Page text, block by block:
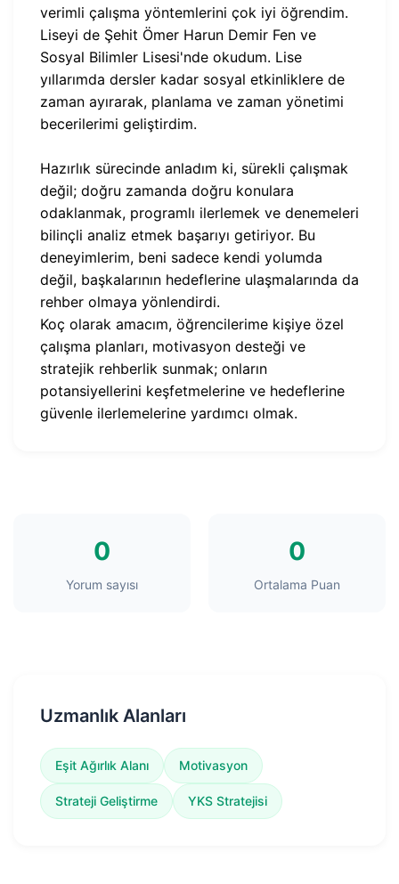
verimli çalışma yöntemlerini çok iyi öğrendim.
Liseyi de Şehit Ömer Harun Demir Fen ve
Sosyal Bilimler Lisesi'nde okudum. Lise
yıllarımda dersler kadar sosyal etkinliklere de
zaman ayırarak, planlama ve zaman yönetimi
becerilerimi geliştirdim.
Hazırlık sürecinde anladım ki, sürekli çalışmak
değil; doğru zamanda doğru konulara
odaklanmak, programlı ilerlemek ve denemeleri
bilinçli analiz etmek başarıyı getiriyor. Bu
deneyimlerim, beni sadece kendi yolumda
değil, başkalarının hedeflerine ulaşmalarında da
rehber olmaya yönlendirdi.
Koç olarak amacım, öğrencilerime kişiye özel
çalışma planları, motivasyon desteği ve
stratejik rehberlik sunmak; onların
potansiyellerini keşfetmelerine ve hedeflerine
güvenle ilerlemelerine yardımcı olmak.
0
Yorum sayısı
0
Ortalama Puan
Uzmanlık Alanları
Eşit Ağırlık Alanı Motivasyon
Strateji Geliştirme YKS Stratejisi